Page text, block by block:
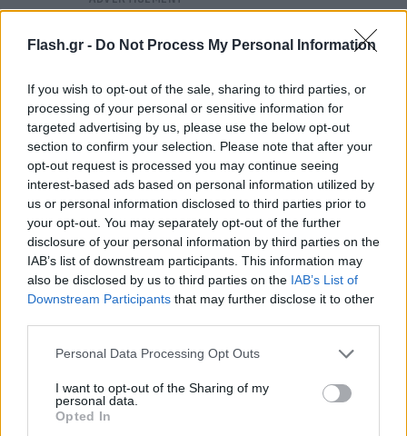
Flash.gr - Do Not Process My Personal Information
If you wish to opt-out of the sale, sharing to third parties, or
processing of your personal or sensitive information for
targeted advertising by us, please use the below opt-out
section to confirm your selection. Please note that after your
opt-out request is processed you may continue seeing
interest-based ads based on personal information utilized by
us or personal information disclosed to third parties prior to
your opt-out. You may separately opt-out of the further
disclosure of your personal information by third parties on the
IAB’s list of downstream participants. This information may
also be disclosed by us to third parties on the IAB’s List of
Downstream Participants that may further disclose it to other
Please note that this website/app uses one or more Google
not limited to your visit or usage behaviour. You may click to
grant or deny consent to Google and its third-party tags to
use your data for below specified purposes in below Google
Personal Data Processing Opt Outs
I want to opt-out of the Sharing of my
personal data.
Opted In